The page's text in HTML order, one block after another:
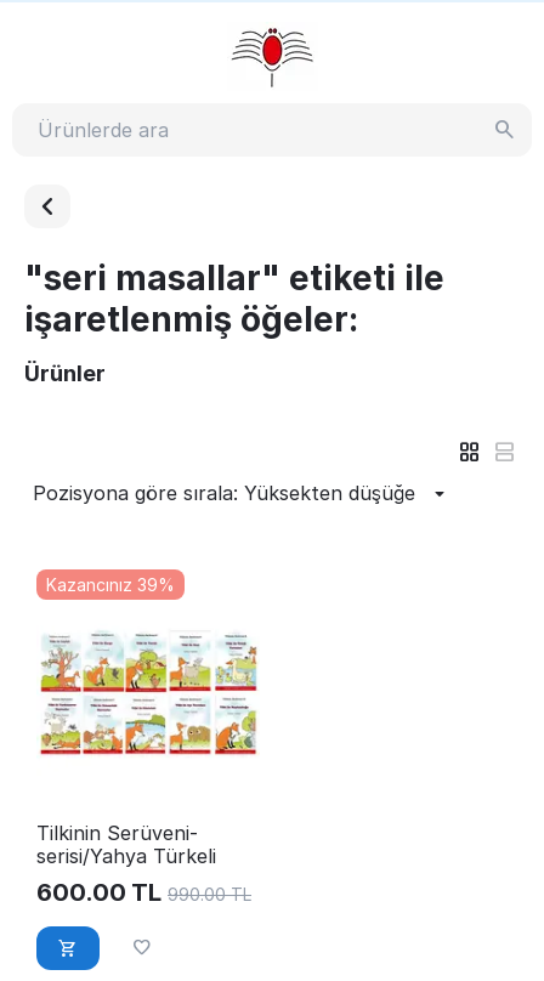
"seri masallar" etiketi ile
işaretlenmiş öğeler:
Ürünler
Pozisyona göre sırala: Yüksekten düşüğe
Kazancınız 39%
Tilkinin Serüveni-
serisi/Yahya Türkeli
600.00 TL 990.00 TL